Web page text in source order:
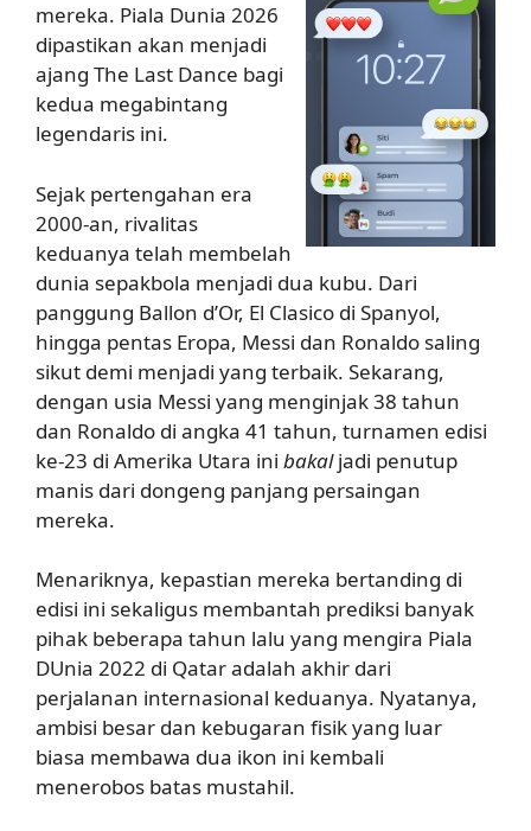
mereka. Piala Dunia 2026
dipastikan akan menjadi
ajang The Last Dance bagi
kedua megabintang
legendaris ini.
Sejak pertengahan era
2000-an, rivalitas
keduanya telah membelah
dunia sepakbola menjadi dua kubu. Dari
panggung Ballon d’Or, El Clasico di Spanyol,
hingga pentas Eropa, Messi dan Ronaldo saling
sikut demi menjadi yang terbaik. Sekarang,
dengan usia Messi yang menginjak 38 tahun
dan Ronaldo di angka 41 tahun, turnamen edisi
ke-23 di Amerika Utara ini bakaljadi penutup
manis dari dongeng panjang persaingan
mereka.
Menariknya, kepastian mereka bertanding di
edisi ini sekaligus membantah prediksi banyak
pihak beberapa tahun lalu yang mengira Piala
DUnia 2022 di Qatar adalah akhir dari
perjalanan internasional keduanya. Nyatanya,
ambisi besar dan kebugaran fisik yang luar
biasa membawa dua ikon ini kembali
menerobos batas mustahil.